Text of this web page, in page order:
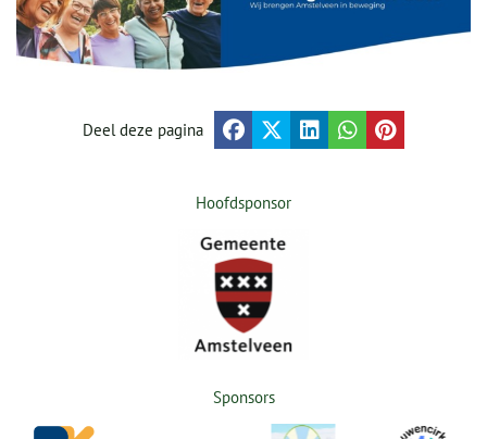
Deel deze pagina
Hoofdsponsor
Sponsors